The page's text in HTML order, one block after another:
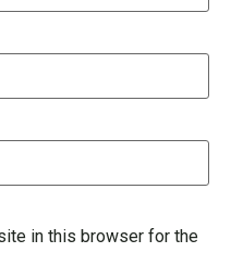
in this browser for the